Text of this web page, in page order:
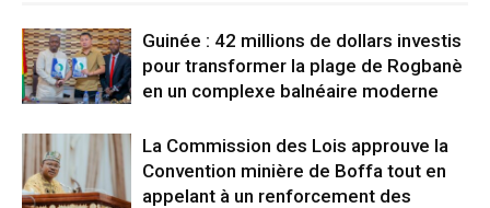
Guinée : 42 millions de dollars investis
pour transformer la plage de Rogbanè
en un complexe balnéaire moderne
La Commission des Lois approuve la
Convention minière de Boffa tout en
appelant à un renforcement des